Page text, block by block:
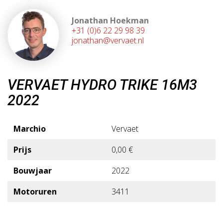
Jonathan Hoekman
+31 (0)6 22 29 98 39
jonathan@vervaet.nl
VERVAET HYDRO TRIKE 16M3
2022
Marchio
Vervaet
Prijs
0,00 €
Bouwjaar
2022
Motoruren
3411